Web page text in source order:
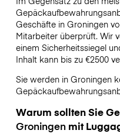
Geschäfte in Groningen
Mitarbeiter überprüft. Wir
einem Sicherheitssiegel
Inhalt kann bis zu €2500
Sie werden in Groningen
Warum sollten Sie
Groningenmit